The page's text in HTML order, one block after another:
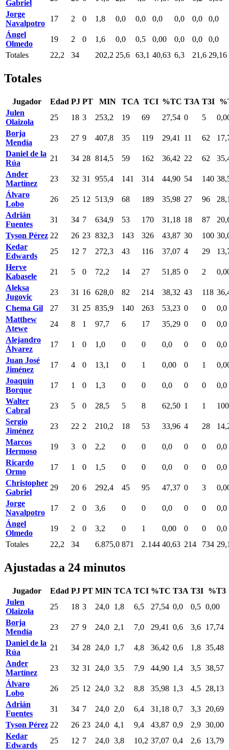
Gabriel
Jorge
Navalpotro
17 2 0 1,8 0,0 0,0 0,0 0,0 0,0
0,0
Ángel
Olmedo
19 2 0 1,6 0,0 0,5 0,00 0,0 0,0
0,0
Totales
22,2 34 202,2 25,6 63,1 40,63 6,3 21,6 29,16
Totales
Jugador Edad PJ PT MIN TCA TCI %TC T3A T3I
Julen
Olaizola
25 18 3 253,2 19 69 27,54 0 5
Borja
Mendía
23 27 9 407,8 35 119 29,41 11 62
Daniel de la
Rúa
21 34 28 814,5 59 162 36,42 22 62
Ander
Martínez
23 32 31 955,4 141 314 44,90 54 140
Álvaro
Lobo
26 25 12 513,9 68 189 35,98 27 96
Adrián
Fuentes
31 34 7 634,9 53 170 31,18 18 87
Tyson Pérez 22 26 23 832,3 143 326 43,87 30 100
Kedar
Edwards
25 12 7 272,3 43 116 37,07 4 29
Herve
Kabasele
21 5 0 72,2 14 27 51,85 0 2
Aleksa
Jugovic
23 31 16 628,0 82 214 38,32 43 118
Chema Gil
27 31 25 835,9 140 263 53,23 0 0
0,0
Matthew
Atewe
24 8 1 97,7 6 17 35,29 0 0
0,0
Alejandro
Álvarez
17 1 0 1,0 0 0 0,0 0 0
0,0
Juan José
Jiménez
17 4 0 13,1 0 1 0,00 0 1
Joaquín
Borque
17 1 0 1,3 0 0 0,0 0 0
0,0
Walter
Cabral
23 5 0 28,5 5 8 62,50 1 1
Sergio
Jiménez
23 22 2 210,2 18 53 33,96 4 28
Marcos
Hermoso
19 3 0 2,2 0 0 0,0 0 0
0,0
Ricardo
Ormo
17 1 0 1,5 0 0 0,0 0 0
0,0
Christopher
Gabriel
29 20 6 292,4 45 95 47,37 0 3
Jorge
Navalpotro
17 2 0 3,6 0 0 0,0 0 0
0,0
Ángel
Olmedo
19 2 0 3,2 0 1 0,00 0 0
0,0
Totales
22,2 34 6.875,0 871 2.144 40,63 214 734
Ajustadas a 24 minutos
Jugador Edad PJ PT MIN TCA TCI %TC T3A T3I %T3
Julen
Olaizola
25 18 3 24,0 1,8 6,5 27,54 0,0 0,5 0,00
Borja
Mendía
23 27 9 24,0 2,1 7,0 29,41 0,6 3,6 17,74
Daniel de la
Rúa
21 34 28 24,0 1,7 4,8 36,42 0,6 1,8 35,48
Ander
Martínez
23 32 31 24,0 3,5 7,9 44,90 1,4 3,5 38,57
Álvaro
Lobo
26 25 12 24,0 3,2 8,8 35,98 1,3 4,5 28,13
Adrián
Fuentes
31 34 7 24,0 2,0 6,4 31,18 0,7 3,3 20,69
Tyson Pérez 22 26 23 24,0 4,1 9,4 43,87 0,9 2,9 30,00
Kedar
Edwards
25 12 7 24,0 3,8 10,2 37,07 0,4 2,6 13,79